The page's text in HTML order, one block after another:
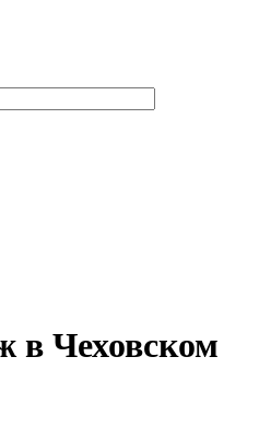
в Чеховском